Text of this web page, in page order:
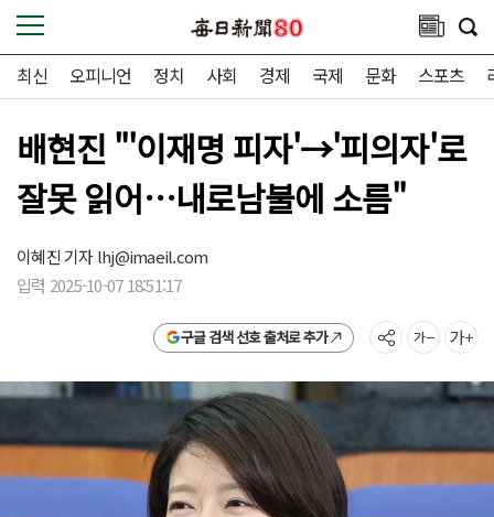
최신 오피니언 정치 사회 경제 국제 문화 스포츠
배현진 "'이재명 피자'→'피의자'로
잘못 읽어…내로남불에 소름"
이혜진 기자lhj@imaeil.com
입력 2025-10-07 18:51:17
구글 검색 선호 출처로 추가